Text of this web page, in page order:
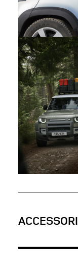
RIDEFINIRE LA
ROVER
RIDEFINIRE LA